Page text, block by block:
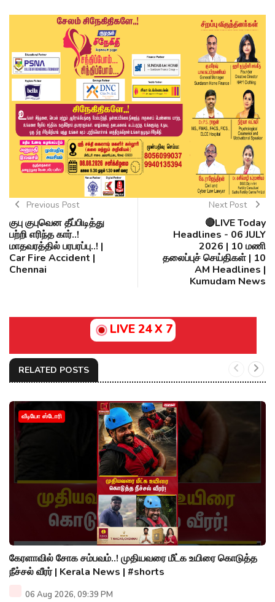
Previous Post
குபு குபுவென தீப்பிடித்து
பற்றி எரிந்த கார்..!
மாதவரத்தில் பரபரப்பு..! |
Car Fire Accident |
Chennai
Next Post
🔴LIVE Today
Headlines - 06 JULY
2026 | 10 மணி
தலைப்புச் செய்திகள் | 10
AM Headlines |
Kumudam News
LIVE 24 X 7
RELATED POSTS
வீடியோ ஸ்டோரி
கேரளாவில் சோக சம்பவம்..! முதியவரை மீட்க உயிரை கொடுத்த
நீச்சல் வீரர் | Kerala News | #shorts
06 Aug 2026, 09:39 PM